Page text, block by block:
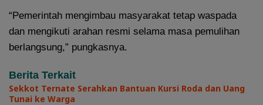
“Pemerintah mengimbau masyarakat tetap waspada
dan mengikuti arahan resmi selama masa pemulihan
berlangsung,” pungkasnya.
Berita Terkait
Sekkot Ternate Serahkan Bantuan Kursi Roda dan Uang
Tunai ke Warga